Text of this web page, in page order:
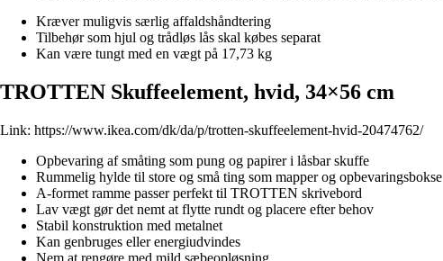
Kræver muligvis særlig affaldshåndtering
Tilbehør som hjul og trådløs lås skal købes separat
Kan være tungt med en vægt på 17,73 kg
TROTTEN Skuffeelement, hvid, 34×56 cm
Link: https://www.ikea.com/dk/da/p/trotten-skuffeelement-hvid-20474762/
Opbevaring af småting som pung og papirer i låsbar skuffe
Rummelig hylde til store og små ting som mapper og opbevaringsbokse
A-formet ramme passer perfekt til TROTTEN skrivebord
Lav vægt gør det nemt at flytte rundt og placere efter behov
Stabil konstruktion med metalnet
Kan genbruges eller energiudvindes
Nem at rengøre med mild sæbeopløsning